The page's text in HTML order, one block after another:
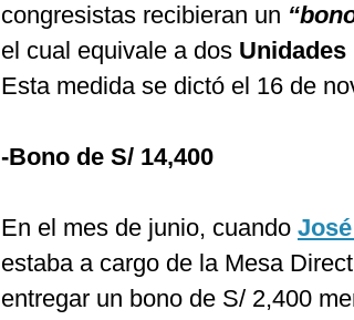
congresistas recibieran un
el cual equivale a dos
Esta medida se dictó el 16 de
-Bono de S/ 14,400
En el mes de junio, cuando
estaba a cargo de la Mesa
entregar un bono de S/ 2,400